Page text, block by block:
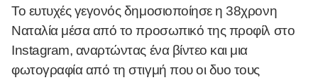
Το ευτυχές γεγονός δημοσιοποίησε η 38χρονη
Ναταλία μέσα από το προσωπικό της προφίλ στο
Instagram, αναρτώντας ένα βίντεο και μια
φωτογραφία από τη στιγμή που οι δυο τους